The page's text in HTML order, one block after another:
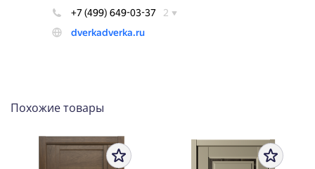
Похожие товары